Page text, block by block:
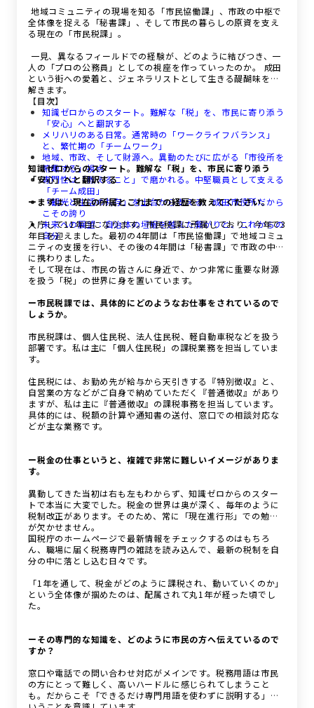
地域コミュニティの現場を知る「市民協働課」、市政の中枢で
全体像を捉える「秘書課」、そして市民の暮らしの原資を支え
る現在の「市民税課」。
一見、異なるフィールドでの経験が、どのように結びつき、一
人の「プロの公務員」としての視座を作っていったのか。 成田
という街への愛着と、ジェネラリストとして生きる醍醐味を紐
解きます。
【目次】
知識ゼロからのスタート。難解な「税」を、市民に寄り添う
「安心」へと翻訳する
メリハリのある日常。通常時の「ワークライフバランス」
と、繁忙期の「チームワーク」
地域、市政、そして財源へ。異動のたびに広がる「市役所を
俯瞰する」視点
専門性は「教えること」で磨かれる。中堅職員として支える
「チーム成田」
「観光と生活の共存」を土台から支える、成田市役所だから
こその誇り
未来への展望：自治体の垣根を越えた繋がりと、これからの
自分
知識ゼロからのスタート。難解な「税」を、市民に寄り添う
「安心」へと翻訳する
ーまずは、現在の所属とこれまでの経歴を教えてください。
入庁して11年目になります。市民税課に所属しており、今年で3
年目を迎えました。最初の4年間は「市民協働課」で地域コミュ
ニティの支援を行い、その後の4年間は「秘書課」で市政の中枢
に携わりました。
そして現在は、市民の皆さんに身近で、かつ非常に重要な財源
を扱う「税」の世界に身を置いています。
ー市民税課では、具体的にどのようなお仕事をされているので
しょうか。
市民税課は、個人住民税、法人住民税、軽自動車税などを扱う
部署です。私は主に「個人住民税」の課税業務を担当していま
す。
住民税には、お勤め先が給与から天引きする『特別徴収』と、
自営業の方などがご自身で納めていただく『普通徴収』があり
ますが、私は主に『普通徴収』の課税事務を担当しています。
具体的には、税額の計算や通知書の送付、窓口での相談対応な
どが主な業務です。
ー税金の仕事というと、複雑で非常に難しいイメージがありま
す。
異動してきた当初は右も左もわからず、知識ゼロからのスター
トで本当に大変でした。税金の世界は奥が深く、毎年のように
税制改正があります。そのため、常に「現在進行形」での勉強
が欠かせません。
国税庁のホームページで最新情報をチェックするのはもちろ
ん、職場に届く税務専門の雑誌を読み込んで、最新の税制を自
分の中に落とし込む日々です。
「1年を通して、税金がどのように課税され、動いていくのか」
という全体像が掴めたのは、配属されて丸1年が経った頃でし
た。
ーその専門的な知識を、どのように市民の方へ伝えているので
すか？
窓口や電話での問い合わせ対応がメインです。税務用語は市民
の方にとって難しく、高いハードルに感じられてしまうこと
も。だからこそ「できるだけ専門用語を使わずに説明する」と